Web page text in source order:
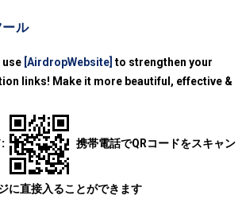
ール
use [AirdropWebsite] to strengthen your
links! Make it more beautiful, effective &
携帯電話でQRコードをスキャン
に直接入ることができます